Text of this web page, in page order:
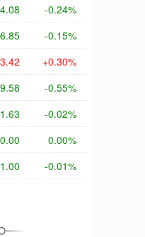
-0.24%
-0.15%
+0.30%
-0.55%
-0.02%
0.00%
-0.01%